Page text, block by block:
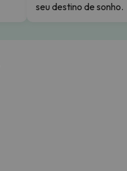
seu destino de sonho.